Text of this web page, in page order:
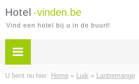
Hotel -vinden.be
Vind een hotel bij u in de buurt!
U bent nu hier: Home » Luik » Lantremange